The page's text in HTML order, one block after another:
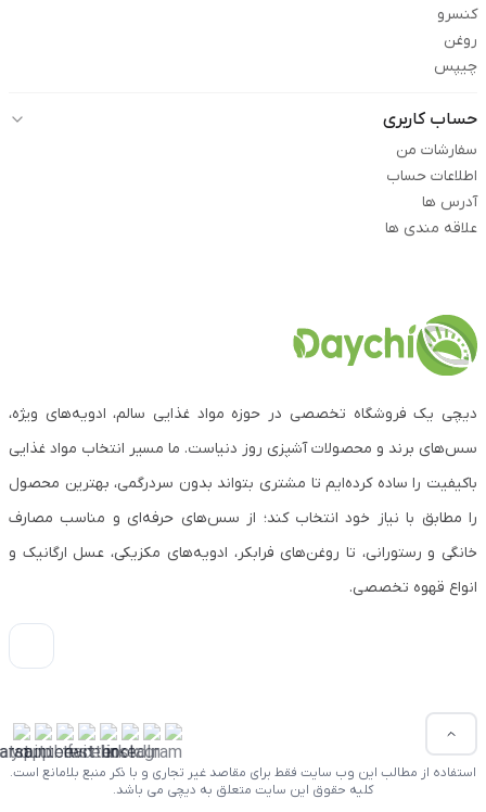
کنسرو
روغن
چیپس
حساب کاربری
سفارشات من
اطلاعات حساب
آدرس ها
علاقه مندی ها
دیچی یک فروشگاه تخصصی در حوزه مواد غذایی سالم، ادویه‌های ویژه،
سس‌های برند و محصولات آشپزی روز دنیاست. ما مسیر انتخاب مواد غذایی
باکیفیت را ساده کرده‌ایم تا مشتری بتواند بدون سردرگمی، بهترین محصول
را مطابق با نیاز خود انتخاب کند؛ از سس‌های حرفه‌ای و مناسب مصارف
خانگی و رستورانی، تا روغن‌های فرابکر، ادویه‌های مکزیکی، عسل ارگانیک و
انواع قهوه تخصصی.
استفاده از مطالب این وب سایت فقط برای مقاصد غیر تجاری و با ذکر منبع بلامانع است.
کلیه حقوق این سایت متعلق به دیچی می باشد.